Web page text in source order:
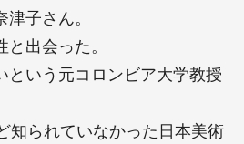
子さん。
出会った。
という元コロンビア大学教授
知られていなかった日本美術